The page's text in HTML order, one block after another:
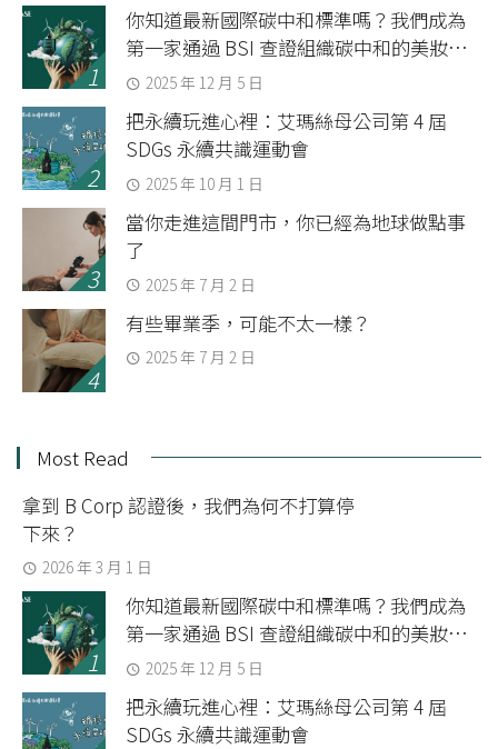
你知道最新國際碳中和標準嗎？我們成為
第一家通過 BSI 查證組織碳中和的美妝品
牌 2025 年 12 月 5 日
把永續玩進心裡：艾瑪絲母公司第 4 屆
SDGs 永續共識運動會
2025 年 10 月 1 日
當你走進這間門市，你已經為地球做點事
了
2025 年 7 月 2 日
有些畢業季，可能不太一樣？
2025 年 7 月 2 日
Most Read
拿到 B Corp 認證後，我們為何不打算停
下來？
2026 年 3 月 1 日
你知道最新國際碳中和標準嗎？我們成為
第一家通過 BSI 查證組織碳中和的美妝品
牌 2025 年 12 月 5 日
把永續玩進心裡：艾瑪絲母公司第 4 屆
SDGs 永續共識運動會